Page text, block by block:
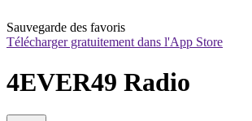
Sauvegarde des favoris
Télécharger gratuitement dans l'App Store
4EVER49 Radio